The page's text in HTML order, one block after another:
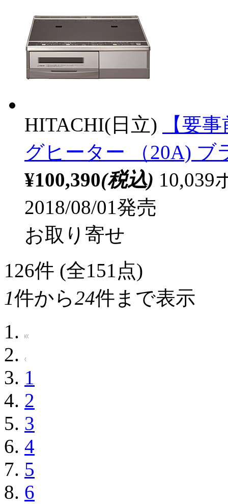
HITACHI(日立)
【要
グヒーター （20A) ブ
¥100,390(税込) 10,039
2018/08/01発売
お取り寄せ
126件 (全151点)
1件から24件まで表示
1
2
3
4
5
6